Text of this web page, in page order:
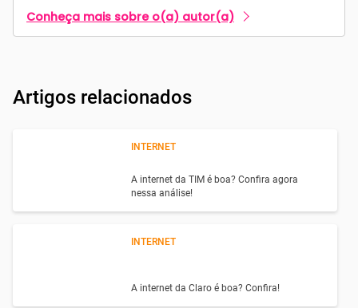
Conheça mais sobre o(a) autor(a)
Artigos relacionados
INTERNET
A internet da TIM é boa? Confira agora
nessa análise!
INTERNET
A internet da Claro é boa? Confira!